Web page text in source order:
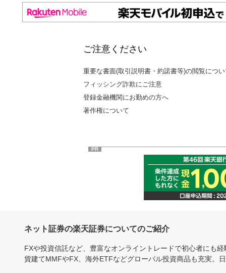
ご注意ください
重要な書面(取引説明書・約諾書等)の閲覧につ
フィッシング詐欺にご注意
登録金融機関にお勤めの方へ
著作権について
PR
ネット証券の楽天証券についてのご紹介
FXや投資信託など、豊富なオンライントレードで初心者にも
貨建てMMFやFX、海外ETFなどグローバル投資商品も充実。